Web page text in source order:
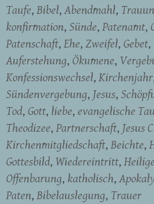
Taufe Bibel Abendmahl
konfirmation Sünde Patenamt
Patenschaft Ehe Zweifel Gebet
Auferstehung Ökumene
Konfessionswechsel Kirchenjahr
Sündenvergebung Jesus
Tod Gott liebe evangelische
Theodizee Partnerschaft Jesus
Kirchenmitgliedschaft Beichte
Gottesbild Wiedereintritt
Offenbarung katholisch
Paten Bibelauslegung Trauer